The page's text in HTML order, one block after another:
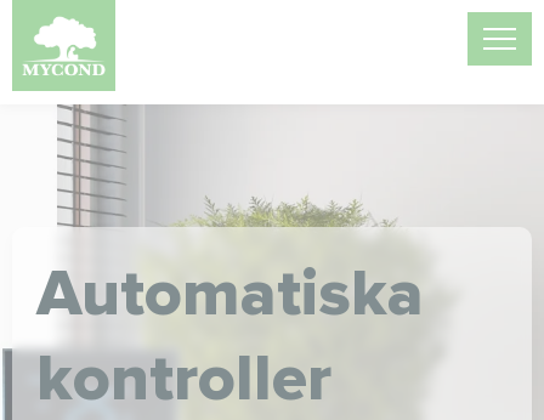
Automatiska
kontroller